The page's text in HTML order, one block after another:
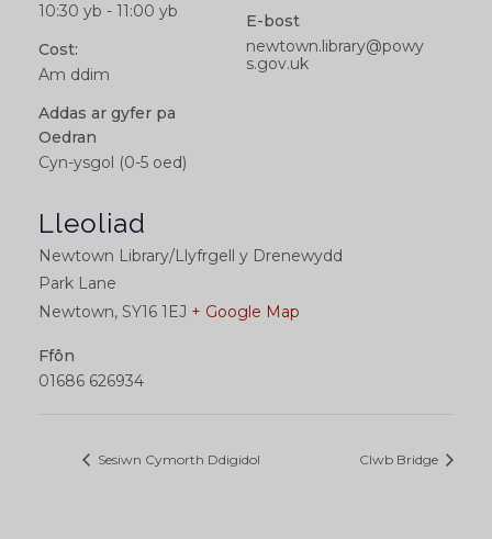
10:30 yb - 11:00 yb
Cost:
Am ddim
Addas ar gyfer pa
Oedran
Cyn-ysgol (0-5 oed)
Lleoliad
Newtown Library/Llyfrgell y Drenewydd
Park Lane
Newtown, SY16 1EJ + Google Map
Ffôn
01686 626934
E-bost
newtown.library@powy
s.gov.uk
Sesiwn Cymorth Ddigidol Clwb Bridge